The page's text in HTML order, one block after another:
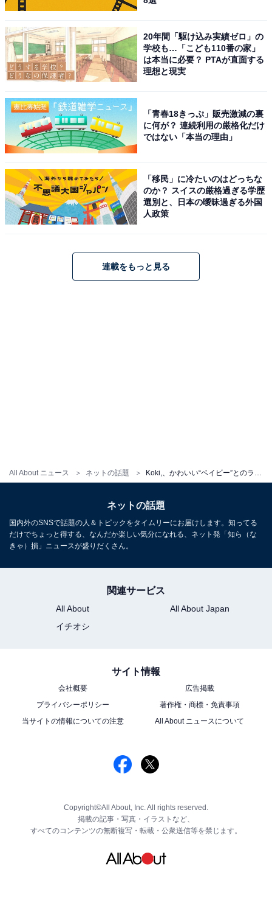
All About ニュース ネットの話題
20年間「駆け込み実績ゼロ」の
学校も…「こども110番の家」
は本当に必要？ PTAが直面する
理想と現実
「青春18きっぷ」販売激減の裏
に何が？ 連続利用の厳格化だけ
ではない「本当の理由」
「移民」に冷たいのはどっちな
のか？ スイスの厳格過ぎる学歴
選別と、日本の曖昧過ぎる外国
人政策
連載をもっと見る
ネットの話題
国内外のSNSで話題の人＆トピックをタイムリーにお届けします。知ってる
だけでちょっと得する、なんだか楽しい気分になれる、ネット発「知ら（な
きゃ）損」ニュースが盛りだくさん。
関連サービス
All About
All About Japan
イチオシ
サイト情報
会社概要
広告掲載
プライバシーポリシー
著作権・商標・免責事項
当サイトの情報についての注意
All About ニュースについて
Copyright©All About, Inc. All rights reserved.
掲載の記事・写真・イラストなど、
すべてのコンテンツの無断複写・転載・公衆送信等を禁じます。